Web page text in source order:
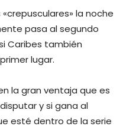
la noche
pasa al segundo
Caribes también
lugar.
la gran ventaja que es
y si gana al
esté dentro de la serie